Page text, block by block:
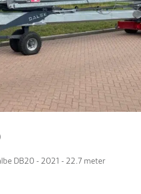
DB20 - 2021 - 22.7 meter